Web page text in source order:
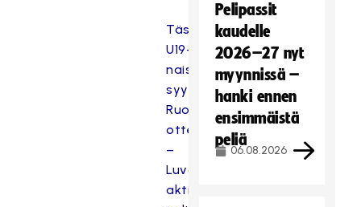
Tässä
U19-
naiset
syyskuun
Ruotsi-
otteluihin
–
Luvassa
aktiivista
Pelipassit
kaudelle
2026–27 nyt
myynnissä –
hanki ennen
ensimmäistä
peliä
06.08.2026